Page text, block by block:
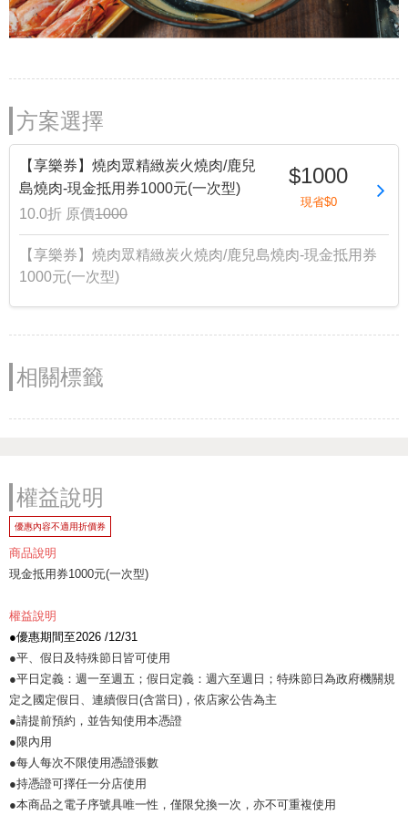
方案選擇
【享樂券】燒肉眾精緻炭火燒肉/鹿兒
島燒肉-現金抵用券1000元(一次型)
10.0折 原價1000
$1000
現省$0
【享樂券】燒肉眾精緻炭火燒肉/鹿兒島燒肉-現金抵用券
1000元(一次型)
相關標籤
權益說明
優惠內容不適用折價券
商品說明
現金抵用券1000元(一次型)
權益說明
●優惠期間至2026 /12/31
●平、假日及特殊節日皆可使用
●平日定義：週一至週五；假日定義：週六至週日；特殊節日為政府機關規
定之國定假日、連續假日(含當日)，依店家公告為主
●請提前預約，並告知使用本憑證
●限內用
●每人每次不限使用憑證張數
●持憑證可擇任一分店使用
●本商品之電子序號具唯一性，僅限兌換一次，亦不可重複使用